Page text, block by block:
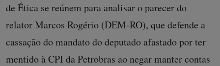
de Ética se reúnem para analisar o parecer do
relator Marcos Rogério (DEM-RO), que defende a
cassação do mandato do deputado afastado por ter
mentido à CPI da Petrobras ao negar manter contas